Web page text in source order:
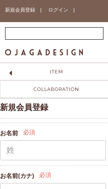
新規会員登録 | ログイン |
ITEM
COLLABORATION
新規会員登録
お名前 必須
お名前(カナ) 必須